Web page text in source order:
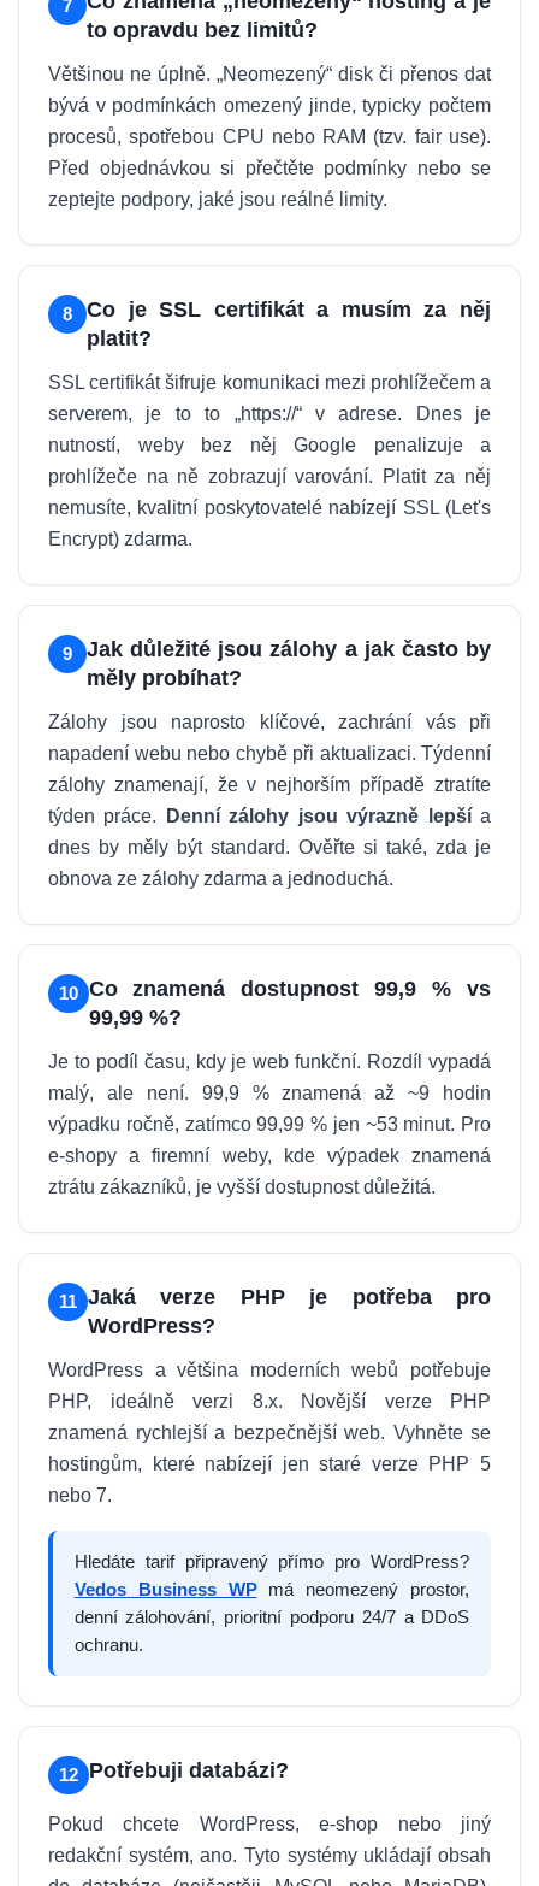
7
to opravdu bez limitů?
Většinou ne úplně. „Neomezený“ disk či přenos dat
bývá v podmínkách omezený jinde, typicky počtem
procesů, spotřebou CPU nebo RAM (tzv. fair use).
Před objednávkou si přečtěte podmínky nebo se
zeptejte podpory, jaké jsou reálné limity.
8
Co je SSL certifikát a musím za něj
platit?
SSL certifikát šifruje komunikaci mezi prohlížečem a
serverem, je to to „https://“ v adrese. Dnes je
nutností, weby bez něj Google penalizuje a
prohlížeče na ně zobrazují varování. Platit za něj
nemusíte, kvalitní poskytovatelé nabízejí SSL (Let's
Encrypt) zdarma.
9
Jak důležité jsou zálohy a jak často by
měly probíhat?
Zálohy jsou naprosto klíčové, zachrání vás při
napadení webu nebo chybě při aktualizaci. Týdenní
zálohy znamenají, že v nejhorším případě ztratíte
týden práce.
Denní zálohy jsou výrazně lepšía
dnes by měly být standard. Ověřte si také, zda je
obnova ze zálohy zdarma a jednoduchá.
10 Co znamená dostupnost 99,9 % vs
99,99 %?
Je to podíl času, kdy je web funkční. Rozdíl vypadá
malý, ale není. 99,9 % znamená až ~9 hodin
výpadku ročně, zatímco 99,99 % jen ~53 minut. Pro
e-shopy a firemní weby, kde výpadek znamená
ztrátu zákazníků, je vyšší dostupnost důležitá.
11 Jaká verze PHP je potřeba pro
WordPress?
WordPress a většina moderních webů potřebuje
PHP, ideálně verzi 8.x. Novější verze PHP
znamená rychlejší a bezpečnější web. Vyhněte se
hostingům, které nabízejí jen staré verze PHP 5
nebo 7.
Hledáte tarif připravený přímo pro WordPress?
Vedos Business WPmá neomezený prostor,
denní zálohování, prioritní podporu 24/7 a DDoS
ochranu.
12 Potřebuji databázi?
Pokud chcete WordPress, e-shop nebo jiný
redakční systém, ano. Tyto systémy ukládají obsah